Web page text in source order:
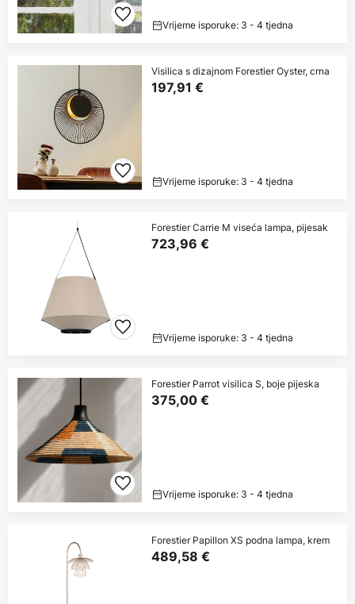
Vrijeme isporuke: 3 - 4 tjedna
Visilica s dizajnom Forestier Oyster, crna
197,91 €
Vrijeme isporuke: 3 - 4 tjedna
Forestier Carrie M viseća lampa, pijesak
723,96 €
Vrijeme isporuke: 3 - 4 tjedna
Forestier Parrot visilica S, boje pijeska
375,00 €
Vrijeme isporuke: 3 - 4 tjedna
Forestier Papillon XS podna lampa, krem
489,58 €